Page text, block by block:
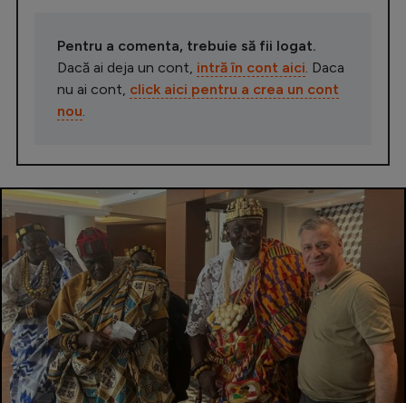
Pentru a comenta, trebuie să fii logat.
Dacă ai deja un cont, intră în cont aici . Daca
nu ai cont, click aici pentru a crea un cont
nou